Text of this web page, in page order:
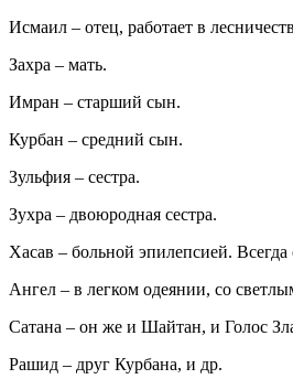
Исмаил – отец, работает в
Захра – мать.
Имран – старший сын.
Курбан – средний сын.
Зульфия – сестра.
Зухра – двоюродная сестра.
Хасав – больной эпилепсией.
Ангел – в легком одеянии, со
Сатана – он же и Шайтан, и Голос
Рашид – друг Курбана, и др.